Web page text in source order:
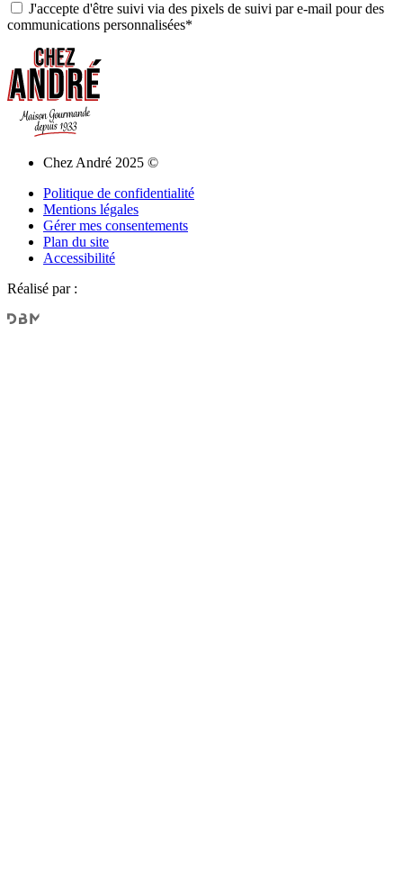
J'accepte d'être suivi via des pixels de suivi par e-mail pour des
communications personnalisées*
Chez André 2025 ©
Politique de confidentialité
Mentions légales
Gérer mes consentements
Plan du site
Accessibilité
Réalisé par :